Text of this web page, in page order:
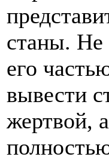
станы. Не
его
вывести
жертвой,